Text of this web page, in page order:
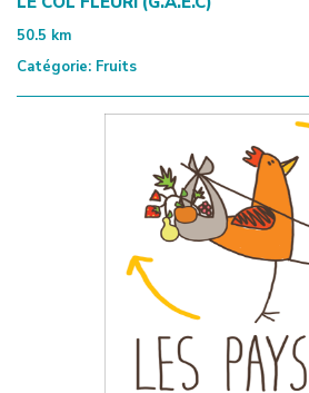
50.5 km
Catégorie: Fruits